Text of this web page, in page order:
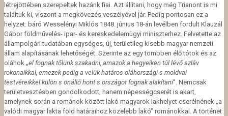
létrejöttében szerepeltek hazánk fiai. Azt állítani, hogy még Trianont is mi
találtuk ki, viszont a megkövezés veszélyével jár. Pedig pontosan ez a
helyzet: báró Wesselényi Miklós 1848. június 18-án levélben fordult Klauzál
Gábor földművelés- ipar- és kereskedelemügyi miniszterhez. Felvetette az
állampolgári tudatában egységes, új, területileg kisebb magyar nemzeti
állam alapításának lehetőségét. Szerinte az egy tömbben élő tótok és az
oláhok „el fognak tőlünk szakadni, amazok a hegyeiken túl lévő szláv
rokonaikkal, emezek pedig a velük határos oláhországi s moldvai
testvéreikkel külön s önálló hont s országot fognak alakítani”. Nemcsak
területvesztésben gondolkodott, hanem népességcserét is akart,
amelynek során a románok között lakó magyarok lakhelyet cserélnének „a
valódi magyar lakta föld határaihoz közelebb lakó” románokkal. A történet